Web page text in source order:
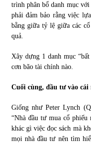
trình phân bổ danh mục
phải đảm bảo rằng việc
bằng giữa tỷ lệ giữa các
quả.
Xây dựng 1 danh mục
cơn bão tài chính nào.
Cuối cùng, đầu tư vào
Giống như Peter Lynch
“Nhà đầu tư mua cổ
khác gì việc đọc sách mà
mọi nhà đầu tư nên tìm